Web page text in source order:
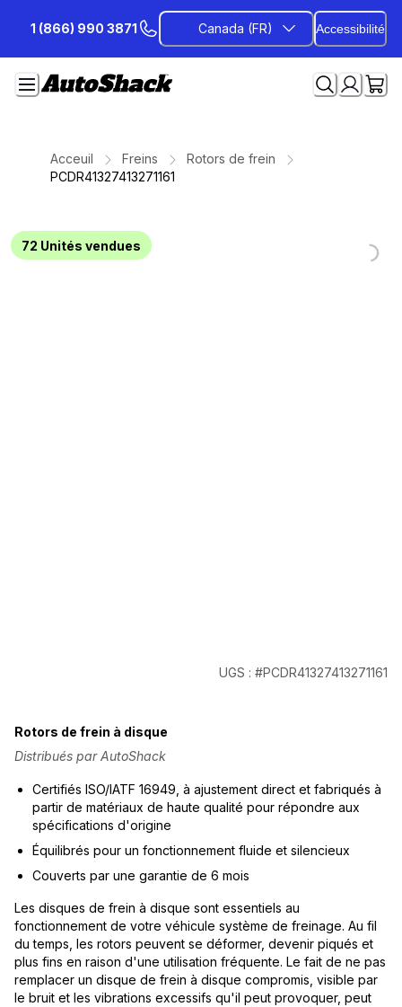
contenu
1 (866) 990 3871 Canada (FR) Accessibilité
Acceuil Freins
Rotors de frein
PCDR41327413271161
Loading...
72 Unités vendues Loading...
Loading...
Loading...
Loading...
Loading...
Loading...
UGS : #PCDR41327413271161
Rotors de frein à disque
Distribués par AutoShack
Certifiés ISO/IATF 16949, à ajustement direct et fabriqués à
partir de matériaux de haute qualité pour répondre aux
spécifications d'origine
Équilibrés pour un fonctionnement fluide et silencieux
Couverts par une garantie de 6 mois
Les disques de frein à disque sont essentiels au
fonctionnement de votre véhicule système de freinage. Au fil
du temps, les rotors peuvent se déformer, devenir piqués et
plus fins en raison d'une utilisation fréquente. Le fait de ne pas
remplacer un disque de frein à disque compromis, visible par
le bruit et les vibrations excessifs qu'il peut provoquer, peut